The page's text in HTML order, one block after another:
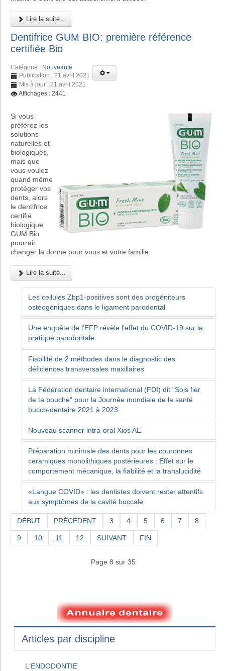
Lire la suite...
Dentifrice GUM BIO: première référence
certifiée Bio
Catégorie : Nouveauté
Publication : 21 avril 2021
Mis à jour : 21 avril 2021
Affichages : 2441
Si vous
préférez les
solutions
naturelles et
biologiques,
mais que
vous voulez
quand même
protéger vos
dents, alors
le dentifrice
certifié
biologique
GUM Bio
pourrait
changer la donne pour vous et votre famille.
Lire la suite...
Les cellules Zbp1-positives sont des progéniteurs
ostéogéniques dans le ligament parodontal
Une enquête de l'EFP révèle l'effet du COVID-19 sur la
pratique parodontale
Fiabilité de 2 méthodes dans le diagnostic des
déficiences transversales maxillaires
La Fédération dentaire international (FDI) dit "Sois fier
de ta bouche" pour la Journée mondiale de la santé
bucco-dentaire 2021 à 2023
Nouveau scanner intra-oral Xios AE
Préparation minimale des dents pour les couronnes
céramiques monolithiques postérieures : Effet sur le
comportement mécanique, la fiabilité et la translucidité
«Langue COVID» : les dentistes doivent rester attentifs
aux symptômes de la cavité buccale
DÉBUT PRÉCÉDENT 3 4 5 6 7 8
9 10 11 12 SUIVANT FIN
Page 8 sur 35
Articles par discipline
L'ENDODONTIE